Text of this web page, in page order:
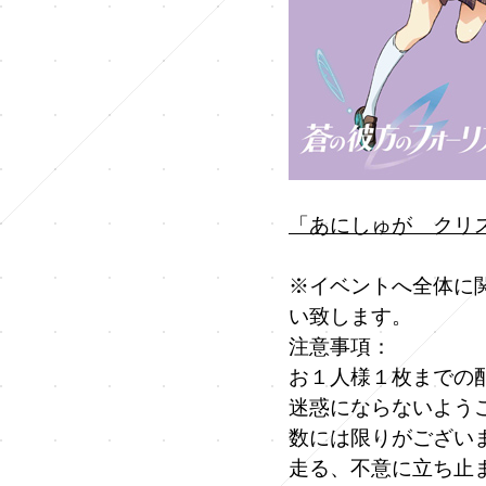
「あにしゅが クリ
※イベントへ全体に
い致します。
注意事項：
お１人様１枚までの
迷惑にならないよう
数には限りがござい
走る、不意に立ち止